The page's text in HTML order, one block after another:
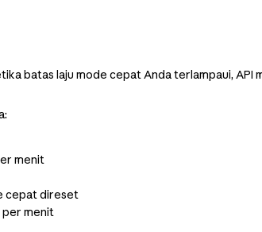
batas laju mode cepat Anda terlampaui,
menit
cepat direset
menit